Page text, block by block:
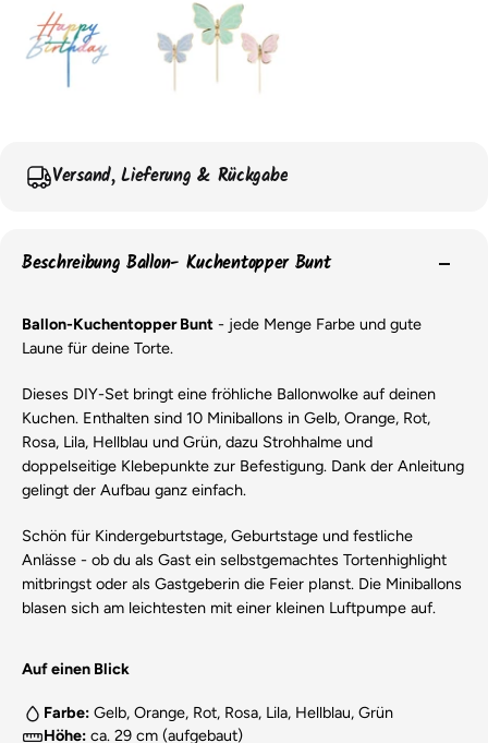
Versand, Lieferung & Rückgabe
Beschreibung Ballon- Kuchentopper Bunt
Ballon-Kuchentopper Bunt - jede Menge Farbe und gute
Laune für deine Torte.
Dieses DIY-Set bringt eine fröhliche Ballonwolke auf deinen
Kuchen. Enthalten sind 10 Miniballons in Gelb, Orange, Rot,
Rosa, Lila, Hellblau und Grün, dazu Strohhalme und
doppelseitige Klebepunkte zur Befestigung. Dank der Anleitung
gelingt der Aufbau ganz einfach.
Schön für Kindergeburtstage, Geburtstage und festliche
Anlässe - ob du als Gast ein selbstgemachtes Tortenhighlight
mitbringst oder als Gastgeberin die Feier planst. Die Miniballons
blasen sich am leichtesten mit einer kleinen Luftpumpe auf.
Auf einen Blick
Farbe: Gelb, Orange, Rot, Rosa, Lila, Hellblau, Grün
Höhe: ca. 29 cm (aufgebaut)